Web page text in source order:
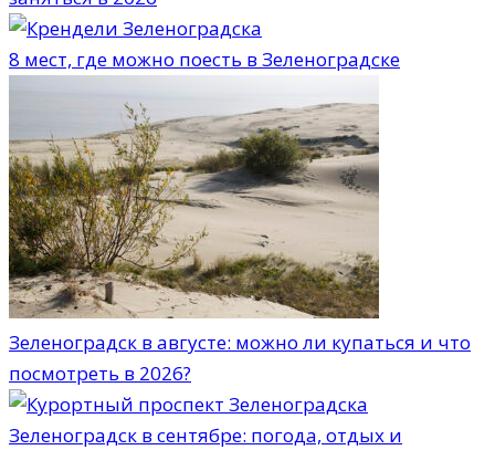
8 мест, где можно поесть в Зеленоградске
Зеленоградск в августе: можно ли купаться и что
посмотреть в 2026?
Зеленоградск в сентябре: погода, отдых и